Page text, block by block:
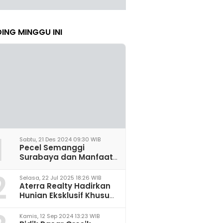
MINGGU INI
Sabtu, 21 Des 2024 09:30 WIB
Pecel Semanggi
Surabaya dan Manfaat
Saraf
Selasa, 22 Jul 2025 18:26 WIB
Aterra Realty Hadirkan
Hunian Eksklusif Khusus
Malang
Kamis, 12 Sep 2024 13:23 WIB